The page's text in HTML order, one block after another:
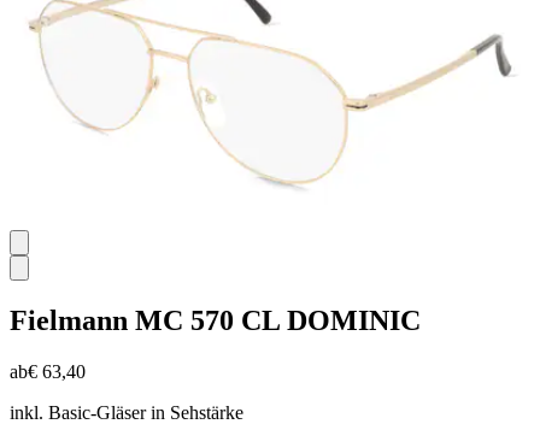
Fielmann MC 570 CL DOMINIC
ab€ 63,40
inkl. Basic-Gläser in Sehstärke